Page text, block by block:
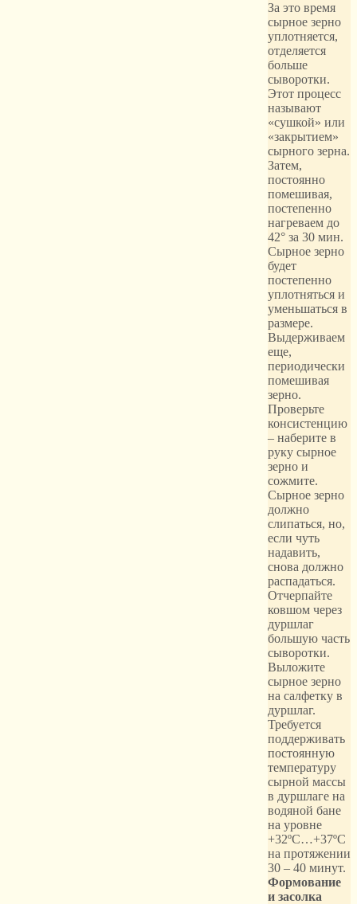
За это время
сырное зерно
уплотняется,
отделяется
больше
сыворотки.
Этот процесс
называют
«сушкой» или
«закрытием»
сырного зерна.
Затем,
постоянно
помешивая,
постепенно
нагреваем до
42° за 30 мин.
Сырное зерно
будет
постепенно
уплотняться и
уменьшаться в
размере.
Выдерживаем
еще,
периодически
помешивая
зерно.
Проверьте
консистенцию
– наберите в
руку сырное
зерно и
сожмите.
Сырное зерно
должно
слипаться, но,
если чуть
надавить,
снова должно
распадаться.
Отчерпайте
ковшом через
дуршлаг
большую часть
сыворотки.
Выложите
сырное зерно
на салфетку в
дуршлаг.
Требуется
поддерживать
постоянную
температуру
сырной массы
в дуршлаге на
водяной бане
на уровне
+32ºС…+37ºС
на протяжении
30 – 40 минут.
Формование
и засолка